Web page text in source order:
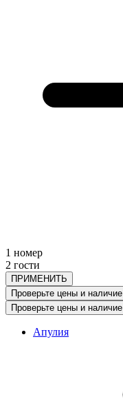
1 номер
2 гости
ПРИМЕНИТЬ
Проверьте цены и наличие
Проверьте цены и наличие
Апулия